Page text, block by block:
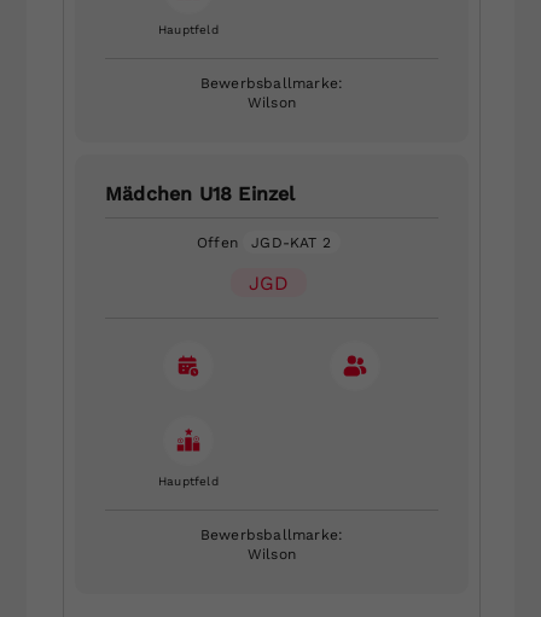
Hauptfeld
Bewerbsballmarke:
Wilson
Mädchen U18 Einzel
Offen JGD-KAT 2
JGD
Hauptfeld
Bewerbsballmarke:
Wilson